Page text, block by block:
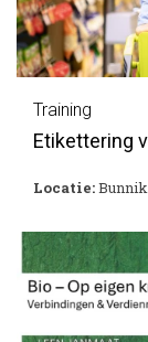
Training
Etikettering
Locatie:Bunnik